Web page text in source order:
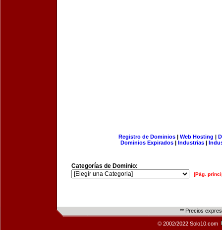
Registro de Dominios| Web Hosting |
Dominios Expirados | Industrias |
Categorías de Dominio:
[Pág.
** Precios
© 2002/2022 Solo10.com